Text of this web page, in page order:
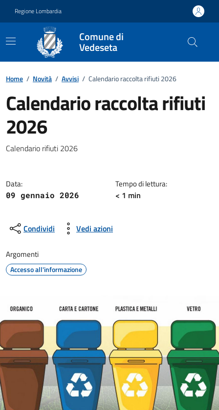
Regione Lombardia
Comune di
Vedeseta
Home / Novità / Avvisi / Calendario raccolta rifiuti 2026
Calendario raccolta rifiuti
2026
Dettagli della notizia
Calendario rifiuti 2026
Data:
09 gennaio 2026
Tempo di lettura:
< 1 min
Condividi Vedi azioni
Argomenti
Accesso all'informazione